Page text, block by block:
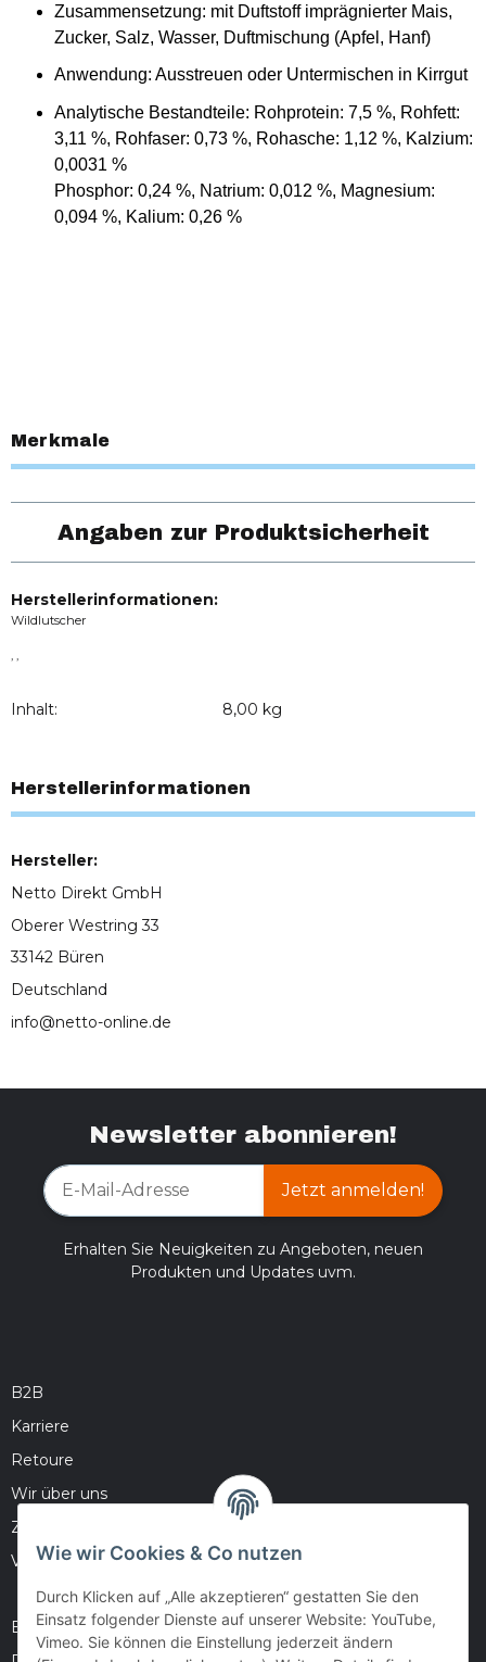
Zusammensetzung: mit Duftstoff imprägnierter Mais,
Zucker, Salz, Wasser, Duftmischung (Apfel, Hanf)
Anwendung: Ausstreuen oder Untermischen in Kirrgut
Analytische Bestandteile: Rohprotein: 7,5 %, Rohfett:
3,11 %, Rohfaser: 0,73 %, Rohasche: 1,12 %, Kalzium:
0,0031 %
Phosphor: 0,24 %, Natrium: 0,012 %, Magnesium:
0,094 %, Kalium: 0,26 %
Merkmale
Angaben zur Produktsicherheit
Herstellerinformationen:
Wildlutscher
, ,
Inhalt: 8,00 kg
Herstellerinformationen
Hersteller:
Netto Direkt GmbH
Oberer Westring 33
33142 Büren
Deutschland
info@netto-online.de
Newsletter abonnieren!
Jetzt anmelden!
Erhalten Sie Neuigkeiten zu Angeboten, neuen
Produkten und Updates uvm.
B2B
Karriere
Retoure
Wir über uns
Zahlungsmöglichkeiten
Versandinformationen
Barrierefreiheitserklärung
Wie wir Cookies & Co nutzen
Durch Klicken auf „Alle akzeptieren“ gestatten Sie den
Einsatz folgender Dienste auf unserer Website: YouTube,
Vimeo. Sie können die Einstellung jederzeit ändern